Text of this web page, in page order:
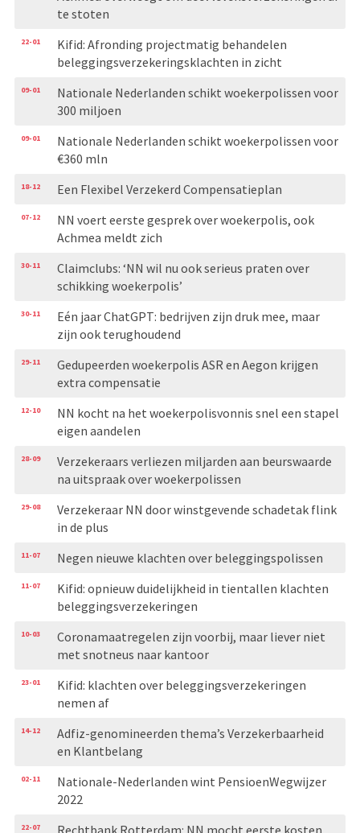
te stoten
22-01
Kifid: Afronding projectmatig behandelen
beleggingsverzekeringsklachten in zicht
09-01
Nationale Nederlanden schikt woekerpolissen voor
300 miljoen
09-01
Nationale Nederlanden schikt woekerpolissen voor
€360 mln
18-12 Een Flexibel Verzekerd Compensatieplan
07-12
NN voert eerste gesprek over woekerpolis, ook
Achmea meldt zich
30-11
Claimclubs: ‘NN wil nu ook serieus praten over
schikking woekerpolis’
30-11
Eén jaar ChatGPT: bedrijven zijn druk mee, maar
zijn ook terughoudend
29-11
Gedupeerden woekerpolis ASR en Aegon krijgen
extra compensatie
12-10
NN kocht na het woekerpolisvonnis snel een stapel
eigen aandelen
28-09
Verzekeraars verliezen miljarden aan beurswaarde
na uitspraak over woekerpolissen
29-08
Verzekeraar NN door winstgevende schadetak flink
in de plus
11-07 Negen nieuwe klachten over beleggingspolissen
11-07
Kifid: opnieuw duidelijkheid in tientallen klachten
beleggingsverzekeringen
10-03
Coronamaatregelen zijn voorbij, maar liever niet
met snotneus naar kantoor
23-01
Kifid: klachten over beleggingsverzekeringen
nemen af
14-12
Adfiz-genomineerden thema’s Verzekerbaarheid
en Klantbelang
02-11
Nationale-Nederlanden wint PensioenWegwijzer
2022
22-07
Rechtbank Rotterdam: NN mocht eerste kosten